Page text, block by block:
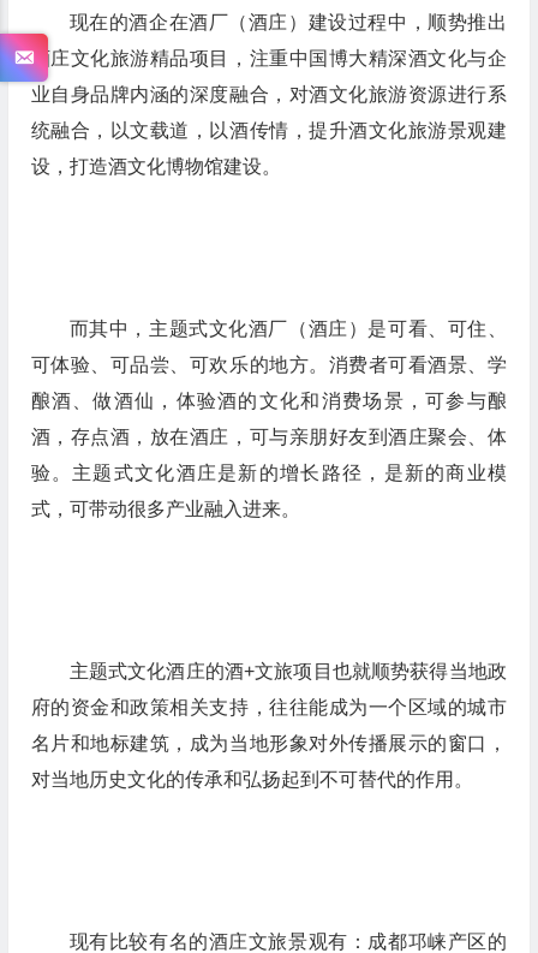
现在的酒企在酒厂（酒庄）建设过程中，顺势推出
酒庄文化旅游精品项目，注重中国博大精深酒文化与企
业自身品牌内涵的深度融合，对酒文化旅游资源进行系
统融合，以文载道，以酒传情，提升酒文化旅游景观建
设，打造酒文化博物馆建设。
而其中，主题式文化酒厂（酒庄）是可看、可住、
可体验、可品尝、可欢乐的地方。消费者可看酒景、学
酿酒、做酒仙，体验酒的文化和消费场景，可参与酿
酒，存点酒，放在酒庄，可与亲朋好友到酒庄聚会、体
验。主题式文化酒庄是新的增长路径，是新的商业模
式，可带动很多产业融入进来。
主题式文化酒庄的酒+文旅项目也就顺势获得当地政
府的资金和政策相关支持，往往能成为一个区域的城市
名片和地标建筑，成为当地形象对外传播展示的窗口，
对当地历史文化的传承和弘扬起到不可替代的作用。
现有比较有名的酒庄文旅景观有：成都邛崃产区的